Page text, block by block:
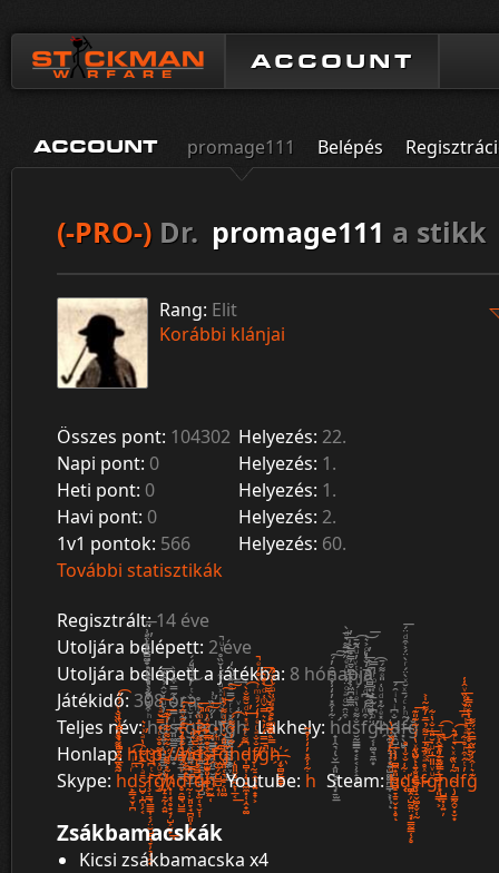
ACCOUNT
ACCOUNT promage111 Belépés
(-PRO-) Dr. promage111 a stikk
Rang: Elit
Korábbi klánjai
Összes pont: 104302 Helyezés: 22.
Napi pont: 0 Helyezés: 1.
Heti pont: 0 Helyezés: 1.
Havi pont: 0 Helyezés: 2.
1v1 pontok: 566 Helyezés: 60.
További statisztikák
Regisztrált:14 éve
Utoljára belépett: 2 éve
Utoljára belépett a játékba: 8 hónapja
Játékidő: 308 óra
Teljes név:h̷̨̨͉͈̺͚͙̟͕̱͎̥̖͕͈̩̮̗ͪ͒ͩ͒͂ͣ̾̑̎ͪ̈́̿̀̐̈ͦ͗̋̚̕͞d̴̨̛͍̩̣̩̟̲͇̫̤̹͉̯ͨ̓̈ͧ̓̌̂̉͋͊͞ͅs̵̷͈͚̳̠͓̺̫̟ͥ̿́͂̓̃̿͒̃̓̀͟f̛̘͇̭͔̮̲̪̗̱̲͎̳̙͂̿̆́́g̡̱͕̖̩͚͍̟͉͇͉̲͗̍̆ͨͥ̐ͭ̓̐ͣ̏̎́́̚͜ẖ̵̛̝̙̫̼̙̖̩̫̲̝̯̝̩͓̪̘̺̏͐ͫ̽̊͘ͅd̗͓͇͇̮͙̯̭͈̠̮̼̥̣̾̋ͮ̏ͨ͗̕͜fͪ̆ͦͪ̇ͯͧͮ̑́̍̆̏̊̔ͧ̚҉̷̢̳͖͈̰̱͚̻̘̤̖͓͢͝g̼͍͍̘̘̬̟̬̦̺͒̽ͭͬ̆̿ͣ̑ͯͧ͛̒͜͢h̓̃͑ͮ Lakhely: h̛̟̩̭͉̦̬̲̣̯͈̮̝̹͉͓̱̫̲͋̾̑̽̓̒̾̊̃̆̑̓́͠͠ͅd̵̩͇̟̳̦̱̬̪̲̘̣̦͖̪̟͇̼͒̈̑̆ͩͣͦ̈́͑ͧ̍ͤ̋̏̅͌͛ͩ̀̕͟ͅs̮̰̳̳̟͔̙͔̹͕̝̟̝̐͌ͤ̔ͤͥ́ͥͪͭͮ̓ͧ̂̃̄̚͡f̢̙͕̯̗̩̭̻̲͙̺̲̼̲̰͚̥̗̣͒ͫ̓͑͆ͩ͗ͣ̊̅̒̐̒ͦ͐͛̕͟͝͞g̵̴̛͔̩͚͉̱̼͙͑ͦ͆ͬ͂̅͐̍͑ͦͬ͑̿̚͘͡h̶̶̽ͤ͋̽ͩͧ͑̎ͤ͌́̄҉̬̼̠͓̝͉͎͓͍̺͚͚̪̳̩͕͎̩ͅd̵̝̯̺͔̹͎̐͆ͥ̔ͥ̑́͞f̶̵̛͓̖̺̥̃ͪ͗ͨ́̄ͯ̆ͯ̀̈́ͬ̀̈́͐͒ͩ̈́͞g̐
Honlap: http://h̸̙̼̼̟̠̖̐̏̒͆ͣ̑ͮ̂̍͠d̨̥̳̺̥͍̆̄ͦ̑͘š̴̡̺̱͈͔͚͔͔̖̊̿̊̾ͦ͗̎͠͞f͐ͫ͑̊҉̵͖̫̗̬̺̲̺̣͉̩͞͠g͈̜͉̫̝͔͈͚ͫ̎̂̌̇̔̆ͩ͌̉ͧͥ͜͠͠h̨̛͈͈̬̥͖̙͎̲͔͋̓̉̃͌́͟͡d̵̩̻͎̹͉̟̼̼͓̜̣̯̟͚͆͌ͨ͊ͣ̽̔ͩ̆͌̐̀̕͢͡f̸̸̴̞̣̰̠̭͉̟͍̟̞͕̐̐ͣͬͤ̒̒́́ͣͫͥͮ̊̓ͤ̚g̷̮̲̖̖̮̘̪̞̜͓͚͇̝̜̽̅̿̒̓͛͛̿̌ͫ͑ͩ̍ͦ͛̈̚͜͞h̿̀̂̀ͫ͐̊ͣ̍ͤ͑ͪ̔ͫ̋͗̚҉̶̗̬̻̮͇͇͎
Skype: h̦̠̦̻͙̟͓̗̻̞̯̞̲̯͉̃̑̏͋͛́͌̌̊̈́̏̏̐ͮ́́́͡ͅd̙͇̘̮͎̪ͬͨͥ̅́̕͟͡ͅs̷̺̬̹̪̩̗͔̄ͣ̓̅̀̃̄ͬ̔ͣͯ̇͛̕f̧̣̳͉͇̳͎͔̗̤̮̺̙͉̞̦͉͎̯̟ͭ͆̆̇̌͜͝g̸ͣͧ͗͐̊͌̊̐ͨ̊̿̌ͣ̇́͜͠҉̟̠̝̰̩̭͍h̸͓̩̘̖̥̟̘̦̺͕̮̙̃̽͌̌̈́͋͂͌̃͊̇͑͊͟͞ͅd̥̯̻͉̺͇ͥ̇̅͆͗̾̒̍͛́͠f̰̣̣̮͈̞̘̪̯͈̩̝͈̝̿ͨͦ̑ͨ̔͛̎͜͝g̷̙̫̜͉̮͎̣͑̍͐ͫ̒̃̈́͌̓̎̅̽ͫ́̀̚͞h͍̰̲̜͒͋̌͑ͭ̌ͪ͋͆̕̕ Youtube: h͋̾̑̽̓̒̾̊̃ Steam: ḩ̸̡̗̻̼̟͈̺̬̻̝̞̱̠̬̟̹̥ͩ̐̍̾̈ͦ̈̌̇̌̔͘͟ͅd̨͋͑̐̐͑̊҉̻̯̦̺̰͍̤̘͓͇̰͇̜̗̥s̢̺̤̖̣͍̬͙̳̬̯̮̝̬͚͓̬̜̰ͧ͗ͭ̇̏̋ͯ̔̾̈͋͊̎͊͞f̴̵̷ͯ̊ͣͯ̄̄̓ͬ̄͌̉̅̄̓͌͂̍͐͟͏͎̼͈͔̖g̶͕̭̲̩͈̩͍̫͍͔̲̳̤͎͈̳͕ͧͮ̎̎̅͑ͧ̇̆̎ͭ̐̔͋͢ͅͅḩ̺͇͓̹͍̦̿͌̅̍̊̆ͬ͆ͥ̄͜͡ͅḍ̴̡̳̰̭̬͓̮͙͂̓̏͊ͯ̀͛ͨ͊̀̚̚͟͡f̶͙̳͖͔̖̩̱̲̤̞͙̩̥̹̲̩͉̬̓ͭ̂͒ͬ̊͋ͣͨͭ͆ͪ̌̾̏ͮ̂̾͟g͊͛ͬ̂̾͂̏̃̿̑̈́͌
Zsákbamacskák
Kicsi zsákbamacska x4